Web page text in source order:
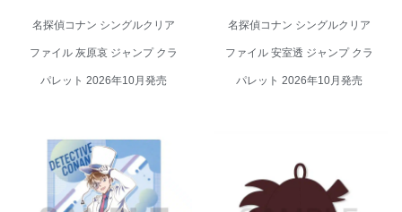
名探偵コナン シングルクリア
ファイル 灰原哀 ジャンプ クラ
パレット 2026年10月発売
名探偵コナン シングルクリア
ファイル 安室透 ジャンプ クラ
パレット 2026年10月発売
名探偵コナン シングルクリアフ
名探偵コナン サウナハット サウ